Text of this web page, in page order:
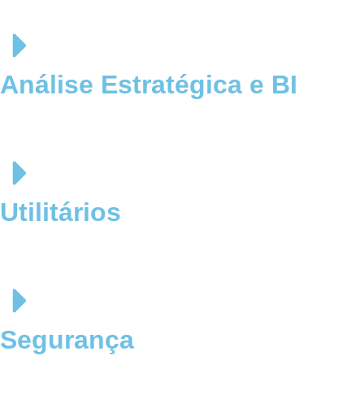
Análise Estratégica e BI
Utilitários
Segurança